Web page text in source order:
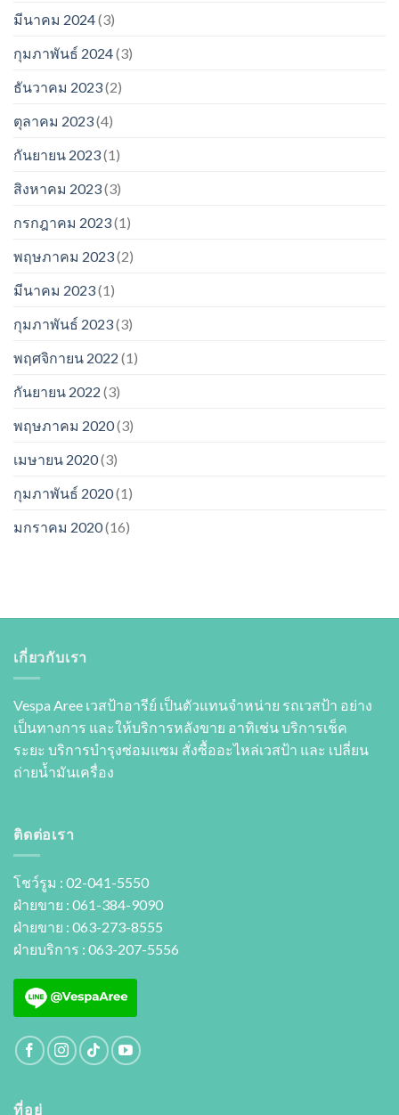
มีนาคม 2024(3)
กุมภาพันธ์ 2024(3)
ธันวาคม 2023(2)
ตุลาคม 2023(4)
กันยายน 2023(1)
สิงหาคม 2023(3)
กรกฎาคม 2023(1)
พฤษภาคม 2023(2)
มีนาคม 2023(1)
กุมภาพันธ์ 2023(3)
พฤศจิกายน 2022 (1)
กันยายน 2022 (3)
พฤษภาคม 2020(3)
เมษายน 2020(3)
กุมภาพันธ์ 2020(1)
มกราคม 2020(16)
เกี่ยวกับเรา
Vespa Aree เวสป้าอารีย์ เป็นตัวแทนจำหน่าย รถเวสป้า อย่าง
เป็นทางการ และให้บริการหลังขาย อาทิเช่น บริการเช็ค
ระยะ บริการบำรุงซ่อมแซม สั่งซื้ออะไหล่เวสป้า และ เปลี่ยน
ถ่ายนํ้ามันเครื่อง
ติดต่อเรา
โชว์รูม : 02-041-5550
ฝ่ายขาย : 061-384-9090
ฝ่ายขาย : 063-273-8555
ฝ่ายบริการ : 063-207-5556
ที่อยู่